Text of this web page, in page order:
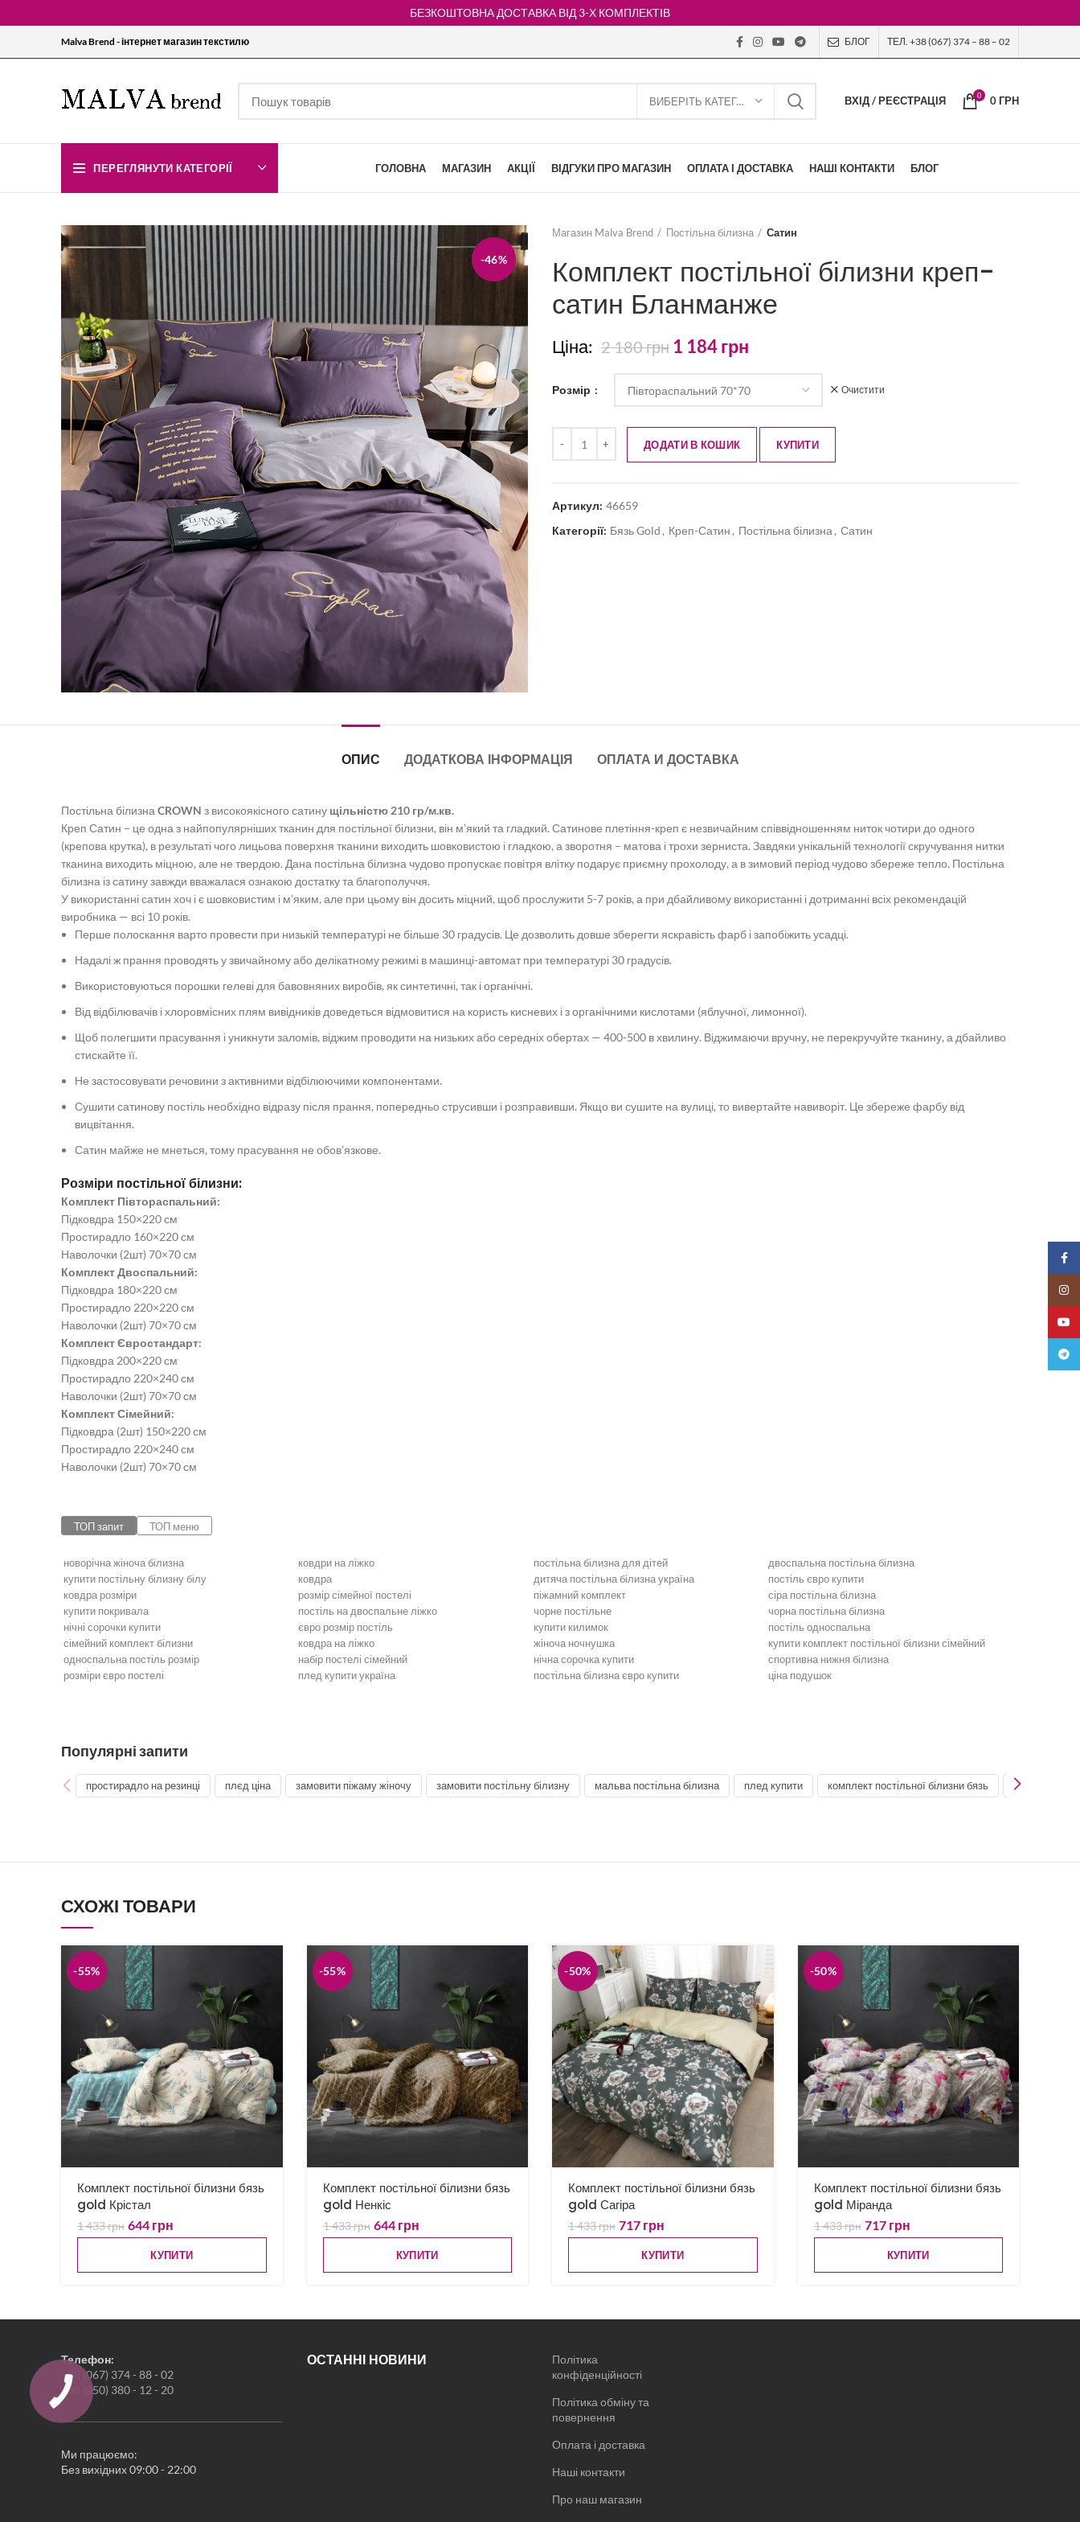
БЕЗКОШТОВНА ДОСТАВКА ВІД 3-Х КОМПЛЕКТІВ
Malva Brend - інтернет магазин текстилю БЛОГ ТЕЛ. +38 (067) 374 – 88 – 02
ВИБЕРІТЬ КАТЕГОРІЮ ВХІД / РЕЄСТРАЦІЯ 0 0ГРН
ПЕРЕГЛЯНУТИ КАТЕГОРІЇ ГОЛОВНА МАГАЗИН АКЦІЇ ВІДГУКИ ПРО МАГАЗИН ОПЛАТА І ДОСТАВКА НАШІ КОНТАКТИ БЛОГ
-46%
Магазин Malva Brend Постільна білизна Сатин
Комплект постільної білизни креп-
сатин Бланманже
Ціна: 2 180грн 1 184грн
Розмір Очистити
ДОДАТИ В КОШИК КУПИТИ
Артикул: 46659
Категорії: Бязь Gold , Креп-Сатин , Постільна білизна , Сатин
ОПИС ДОДАТКОВА ІНФОРМАЦІЯ ОПЛАТА И ДОСТАВКА
Постільна білизна CROWN з високоякісного сатину щільністю 210 гр/м.кв.
Креп Сатин – це одна з найпопулярніших тканин для постільної білизни, він м’який та гладкий. Сатинове плетіння-креп є незвичайним співвідношенням ниток чотири до одного
(крепова крутка), в результаті чого лицьова поверхня тканини виходить шовковистою і гладкою, а зворотня – матова і трохи зерниста. Завдяки унікальній технології скручування нитки
тканина виходить міцною, але не твердою. Дана постільна білизна чудово пропускає повітря влітку подарує приємну прохолоду, а в зимовий період чудово збереже тепло. Постільна
білизна із сатину завжди вважалася ознакою достатку та благополуччя.
У використанні сатин хоч і є шовковистим і м’яким, але при цьому він досить міцний, щоб прослужити 5-7 років, а при дбайливому використанні і дотриманні всіх рекомендацій
виробника — всі 10 років.
Перше полоскання варто провести при низькій температурі не більше 30 градусів. Це дозволить довше зберегти яскравість фарб і запобіжить усадці.
Надалі ж прання проводять у звичайному або делікатному режимі в машинці-автомат при температурі 30 градусів.
Використовуються порошки гелеві для бавовняних виробів, як синтетичні, так і органічні.
Від відбілювачів і хлоровмісних плям вивідників доведеться відмовитися на користь кисневих і з органічними кислотами (яблучної, лимонної).
Щоб полегшити прасування і уникнути заломів, віджим проводити на низьких або середніх обертах — 400-500 в хвилину. Віджимаючи вручну, не перекручуйте тканину, а дбайливо
стискайте її.
Не застосовувати речовини з активними відбілюючими компонентами.
Сушити сатинову постіль необхідно відразу після прання, попередньо струсивши і розправивши. Якщо ви сушите на вулиці, то вивертайте навиворіт. Це збереже фарбу від
вицвітання.
Сатин майже не мнеться, тому прасування не обов’язкове.
Розміри постільної білизни:
Комплект Півтораспальний:
Підковдра 150×220 см
Простирадло 160×220 см
Наволочки (2шт) 70×70 см
Комплект Двоспальний:
Підковдра 180×220 см
Простирадло 220×220 см
Наволочки (2шт) 70×70 см
Комплект Євростандарт:
Підковдра 200×220 см
Простирадло 220×240 см
Наволочки (2шт) 70×70 см
Комплект Сімейний:
Підковдра (2шт) 150×220 см
Простирадло 220×240 см
Наволочки (2шт) 70×70 см
ТОП запит ТОП меню
новорічна жіноча білизна ковдри на ліжко постільна білизна для дітей
двоспальна постільна білизна
купити постільну білизну білу
ковдра дитяча постільна білизна україна
постіль євро купити
ковдра розміри
розмір сімейної постелі піжамний комплект
сіра постільна білизна
купити покривала
постіль на двоспальне ліжко чорне постільне
чорна постільна білизна
нічні сорочки купити
євро розмір постіль купити килимок
постіль односпальна
сімейний комплект білизни
ковдра на ліжко жіноча ночнушка
купити комплект постільної білизни сімейний
односпальна постіль розмір
набір постелі сімейний нічна сорочка купити
спортивна нижня білизна
розміри євро постелі
плед купити україна постільна білизна євро купити
ціна подушок
Постільна білизна фіолетова
Постіль полуторна
Двоспальна постіль Постіль євро розмір
Постіль сімейна
Постіль Бязь Gold
Постіль Атласний Сатин Постіль італійський Сатин
Постіль Креп-Сатин
Популярні запити
простирадло на резинці плєд ціна замовити піжаму жіночу замовити постільну білизну мальва постільна білизна плед купити комплект постільної білизни бязь ночнушка
СХОЖІ ТОВАРИ
-55%
Комплект постільної білизни бязь
gold Крістал
1 433грн 644 грн
КУПИТИ
-55%
Комплект постільної білизни бязь
gold Ненкіс
1 433грн 644 грн
КУПИТИ
-50%
Комплект постільної білизни бязь
gold Сагіра
1 433грн 717 грн
КУПИТИ
-50%
Комплект постільної білизни бязь
gold Міранда
1 433грн 717 грн
КУПИТИ
Телефон:
+38 (067) 374 - 88 - 02
+38 (050) 380 - 12 - 20
Ми працюємо:
Без вихідних 09:00 - 22:00
ОСТАННІ НОВИНИ
Політика
конфіденційності
Політика обміну та
повернення
Оплата і доставка
Наші контакти
Про наш магазин